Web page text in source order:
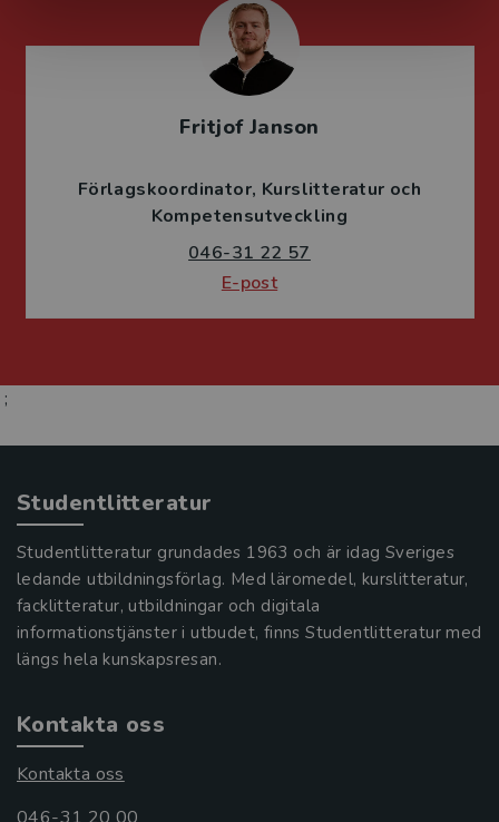
Fritjof Janson
Förlagskoordinator Kurslitteratur och
Kompetensutveckling
046-31 22 57
E-post
;
Studentlitteratur
Studentlitteratur grundades 1963 och är idag Sveriges
ledande utbildningsförlag. Med läromedel, kurslitteratur,
facklitteratur, utbildningar och digitala
informationstjänster i utbudet, finns Studentlitteratur med
längs hela kunskapsresan.
Kontakta oss
Kontakta oss
046-31 20 00